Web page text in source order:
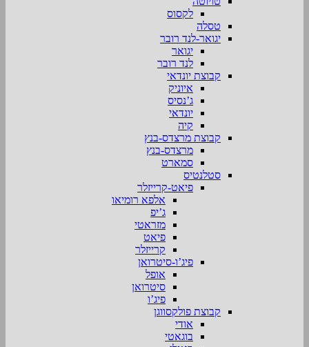
לקסוס
טסלה
יגואר-לנד רובר
יגואר
לנד רובר
קבוצת יונדאי
איוניק
ג’נסיס
יונדאי
קיה
קבוצת מרצדס-בנץ
מרצדס-בנץ
סמארט
סטלנטיס
פיאט-קרייזלר
אלפא רומיאו
ג’יפ
מזראטי
פיאט
קרייזלר
פיג’ו-סיטרואן
אופל
סיטרואן
פיג’ו
קבוצת פולקסווגן
אודי
בוגאטי